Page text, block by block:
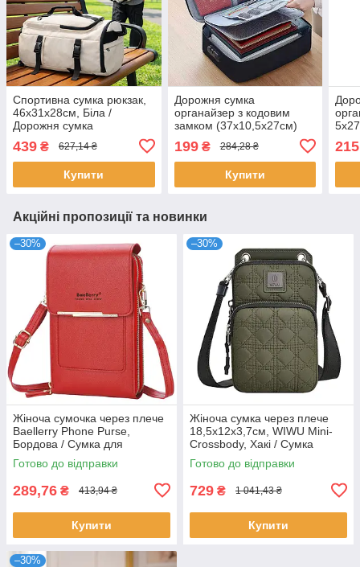
Спортивна сумка рюкзак,
46х31х28см, Біла /
Дорожня сумка
спортзал / Сумка для
тренувань
439 ₴ 627,14 ₴
Купити
Дорожня сумка
органайзер з кодовим
замком (37х10,5х27см)
Home Cleaning, Чорний /
Сумка для зберігання
документів
199₴ 284,28 ₴
Купити
215
Акційні пропозиції та новинки
–30%
Жіноча сумочка через плече
Baellerry Phone Purse,
Бордова / Сумка для
телефону / Гаманець-клатч
Готово до відправки
289,76 ₴ 413,94 ₴
Купити
–30%
Жіноча сумка через плече
18,5x12x3,7см, WIWU Mini-
Crossbody, Хакі / Сумка
кроссбоді / Сумка на плече /
Маленька сумочка
Готово до відправки
729 ₴ 1 041,43 ₴
Купити
–30%